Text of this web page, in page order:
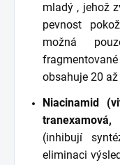
mladý , jehož
pevnost
možná
obsahuje 20
Niacinamid
tranexamová,
(inhibují
eliminaci